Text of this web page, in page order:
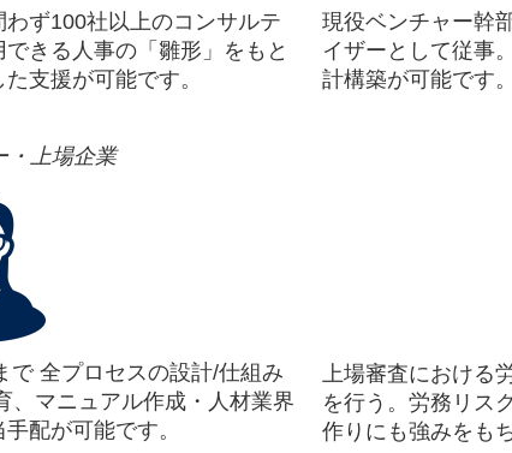
ず100社以上のコンサルテ
きる人事の「雛形」をもと
支援が可能です。
現役ベンチャー幹
イザーとして従事
計構築が可能です。
・上場企業
で 全プロセスの設計/仕組み
、マニュアル作成・人材業界
配が可能です。
上場審査における
を行う。労務リス
作りにも強みをも